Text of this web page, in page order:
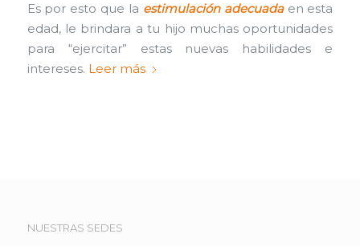
Es por esto que la estimulación adecuadaen esta
edad, le brindara a tu hijo muchas oportunidades
para “ejercitar” estas nuevas habilidades e
intereses. Leer más
NUESTRAS SEDES